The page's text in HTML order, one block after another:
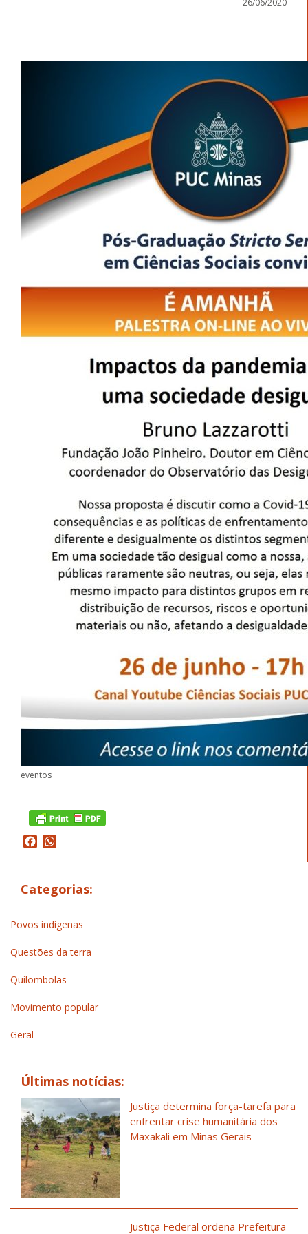
eventos
Facebook
Categorias:
Povos indígenas
Questões da terra
Quilombolas
Movimento popular
Geral
Últimas notícias:
Justiça determina força-tarefa para
enfrentar crise humanitária dos
Maxakali em Minas Gerais
Justiça Federal ordena Prefeitura